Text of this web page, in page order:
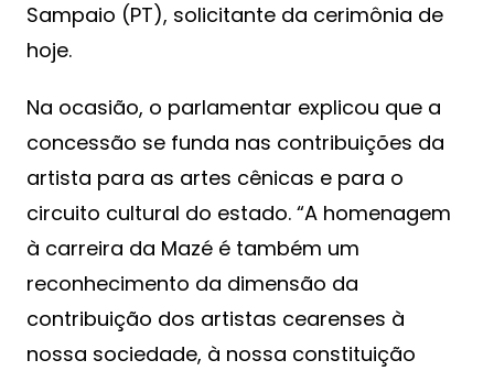
Sampaio (PT), solicitante da cerimônia de
hoje.
Na ocasião, o parlamentar explicou que a
concessão se funda nas contribuições da
artista para as artes cênicas e para o
circuito cultural do estado. “A homenagem
à carreira da Mazé é também um
reconhecimento da dimensão da
contribuição dos artistas cearenses à
nossa sociedade, à nossa constituição